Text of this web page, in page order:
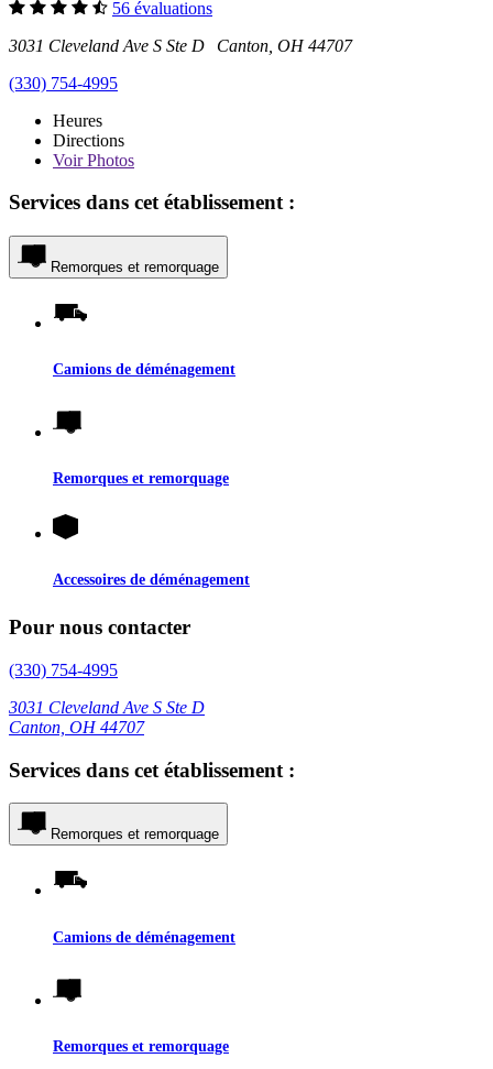
56 évaluations
3031 Cleveland Ave S Ste D Canton, OH 44707
(330) 754-4995
Heures
Directions
VoirPhotos
Services dans cet établissement :
Remorques et remorquage
Camions de déménagement
Remorques et remorquage
Accessoires de déménagement
Pour nous contacter
(330) 754-4995
3031 Cleveland Ave S Ste D
Canton, OH 44707
Services dans cet établissement :
Remorques et remorquage
Camions de déménagement
Remorques et remorquage